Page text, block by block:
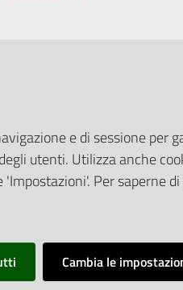
Ufficio Relazioni con il Pubblico
Riferimenti per la Stampa
e di sessione
utenti. Utilizza anche
Per saperne
Cambia le